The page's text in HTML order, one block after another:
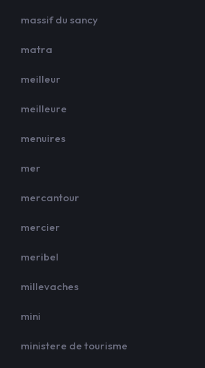
massif du sancy
matra
meilleur
meilleure
menuires
mer
mercantour
mercier
meribel
millevaches
mini
ministere de tourisme